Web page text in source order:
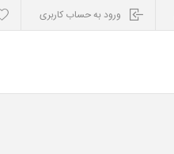
ورود به حساب کاربری